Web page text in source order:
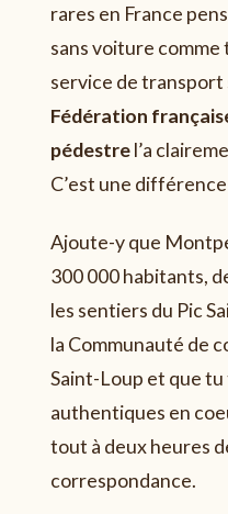
rares en France
sans voiture comme
service de transport
Fédération
pédestrel’a
C’est une
Ajoute-y que
300 000 habitants,
les sentiers du Pic
la Communauté de
Saint-Loup et que
authentiques en
tout à deux heures
correspondance.